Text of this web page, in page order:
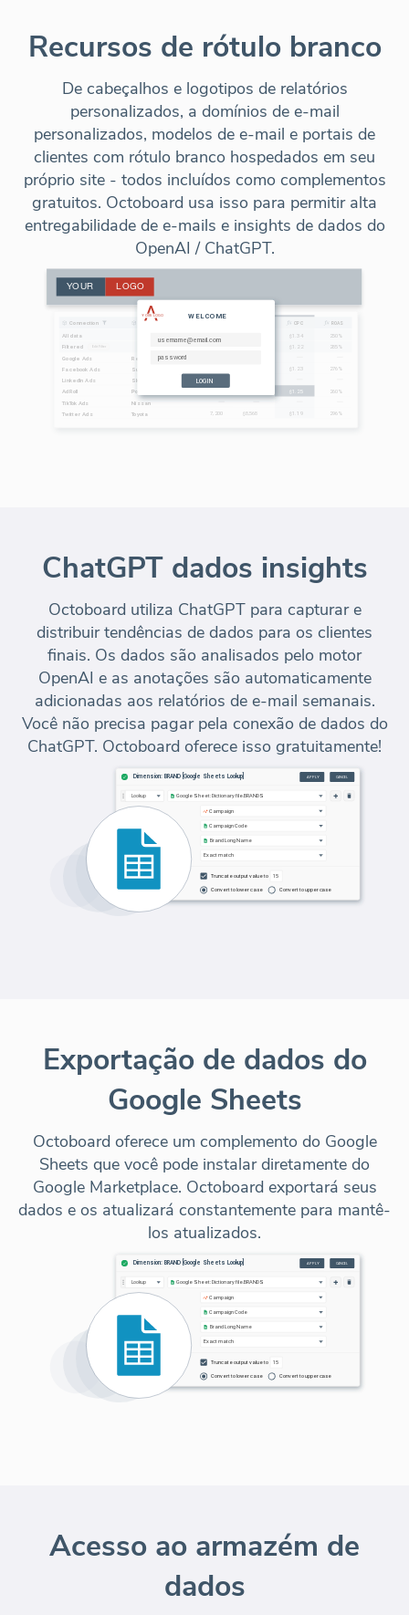
Recursos de rótulo branco
De cabeçalhos e logotipos de relatórios
personalizados, a domínios de e-mail
personalizados, modelos de e-mail e portais de
clientes com rótulo branco hospedados em seu
próprio site - todos incluídos como complementos
gratuitos. Octoboard usa isso para permitir alta
entregabilidade de e-mails e insights de dados do
OpenAI / ChatGPT.
ChatGPT dados insights
Octoboard utiliza ChatGPT para capturar e
distribuir tendências de dados para os clientes
finais. Os dados são analisados pelo motor
OpenAI e as anotações são automaticamente
adicionadas aos relatórios de e-mail semanais.
Você não precisa pagar pela conexão de dados do
ChatGPT. Octoboard oferece isso gratuitamente!
Exportação de dados do
Google Sheets
Octoboard oferece um complemento do Google
Sheets que você pode instalar diretamente do
Google Marketplace. Octoboard exportará seus
dados e os atualizará constantemente para mantê-
los atualizados.
Acesso ao armazém de
dados